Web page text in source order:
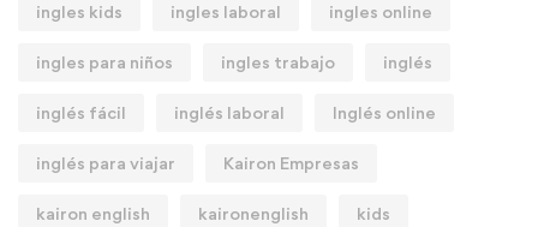
ingles kids ingles laboral ingles online
ingles para niños ingles trabajo inglés
inglés fácil inglés laboral Inglés online
inglés para viajar Kairon Empresas
kairon english kaironenglish kids